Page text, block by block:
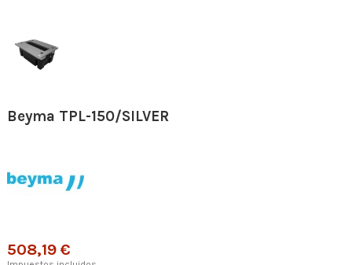
Beyma TPL-150/SILVER
508,19 €